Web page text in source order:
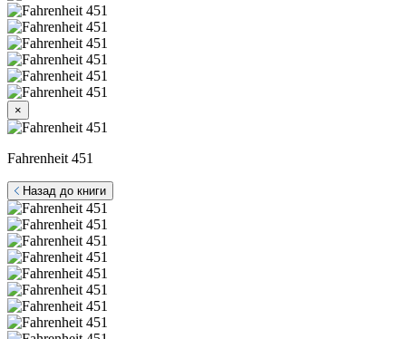
×
Fahrenheit 451
Назад до книги